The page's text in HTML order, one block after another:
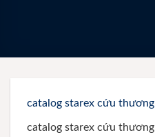
catalog starex cứu thương
catalog starex cứu thương